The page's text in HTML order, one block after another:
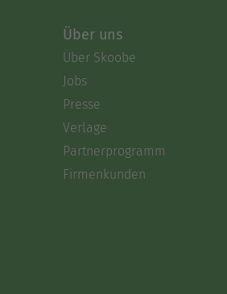
Über uns
Über Skoobe
Jobs
Presse
Verlage
Partnerprogramm
Firmenkunden